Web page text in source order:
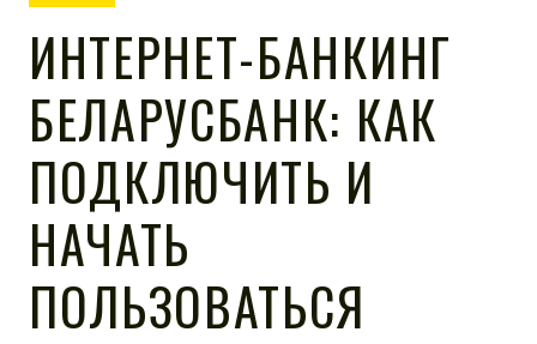
ИНТЕРНЕТ-БАНКИНГ
БЕЛАРУСБАНК: КАК
ПОДКЛЮЧИТЬ И
НАЧАТЬ
ПОЛЬЗОВАТЬСЯ